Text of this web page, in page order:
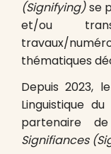
(Signifying)se
et/ou
travaux/
thématiques
Depuis 2023,
Linguistique
partenaire
Signifiances